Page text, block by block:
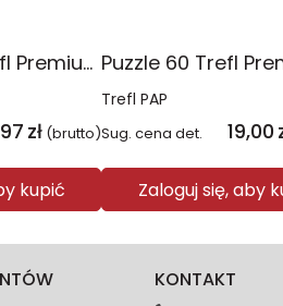
Puzzle 4x88 Trefl Premium Plus Kids Psia Straż Psi Patrol 34693
zł (brutto)
kupić
Trefl PAP
Sug. cena det. 19,00
Zaloguj się, aby
KONTAKT